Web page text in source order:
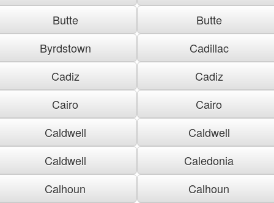
Butte
Butte
Byrdstown
Cadillac
Cadiz
Cadiz
Cairo
Cairo
Caldwell
Caldwell
Caldwell
Caledonia
Calhoun
Calhoun